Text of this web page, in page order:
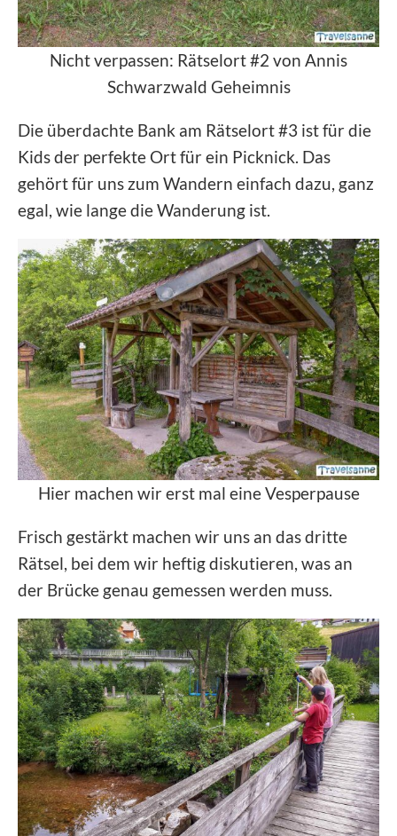
Nicht verpassen: Rätselort #2 von Annis
Schwarzwald Geheimnis
Die überdachte Bank am Rätselort #3 ist für die
Kids der perfekte Ort für ein Picknick. Das
gehört für uns zum Wandern einfach dazu, ganz
egal, wie lange die Wanderung ist.
Hier machen wir erst mal eine Vesperpause
Frisch gestärkt machen wir uns an das dritte
Rätsel, bei dem wir heftig diskutieren, was an
der Brücke genau gemessen werden muss.